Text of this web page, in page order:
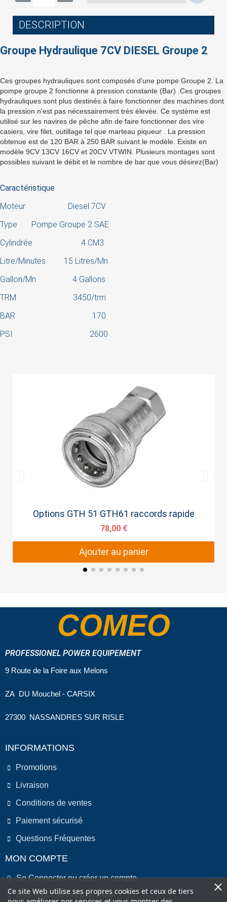
DESCRIPTION
Groupe Hydraulique 7CV DIESEL Groupe 2
Ces groupes hydrauliques sont composés d'une pompe Groupe 2. La
pompe groupe 2 fonctionne à pression constante (Bar) .Ces groupes
hydrauliques sont plus destinés à faire fonctionner des machines dont
la pression n'est pas nécessairement très élevée. Ce système est
utilisé sur les navires de pêche afin de faire fonctionner des vire
casiers, vire filet, outillage tel que marteau piqueur . La pression
obtenue est de 120 BAR à 250 BAR suivant le modèle. Existe en
modèle 9CV 13CV 16CV et 20CV VTWIN. Plusieurs montages sont
possibles suivant le débit et le nombre de bar que vous désirez(Bar)
Caractéristique
Moteur Diesel 7CV
Type Pompe Groupe 2 SAE
Cylindrée 4 CM3
Litre/Minutes 15 Litres/Mn
Gallon/Mn 4 Gallons
TRM 3450/trm
BAR 170
PSI 2600
Aperçu rapide
Options GTH 51 GTH61 raccords rapide
78,00 €
Ajouter au panier
COMEO
PROFESSIONEL POWER EQUIPEMENT
9 Route de la Foire aux Melons
ZA DU Mouchel - CARSIX
27300 NASSANDRES SUR RISLE
INFORMATIONS
Promotions
Livraison
Conditions de ventes
Paiement sécurisé
Questions Fréquentes
MON COMPTE
Se Connecter ou créer un compte
Mes informations personnel
Ce site Web utilise ses propres cookies et ceux de tiers
Sign in ×
You need to be logged in to save products in your
wish list.